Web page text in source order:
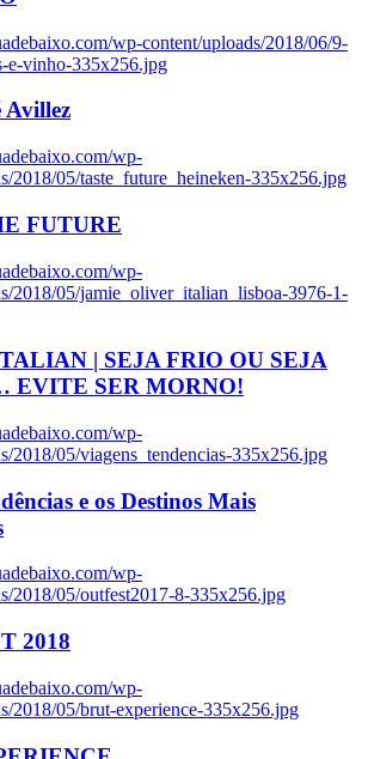
wp-content/uploads/2018/06/9-
e-vinho-335x256.jpg
Avillez
wp-
2018/05/taste_future_heineken-335x256.jpg
FUTURE
wp-
2018/05/jamie_oliver_italian_lisboa-3976-1-
| SEJA FRIO OU SEJA
EVITE SER MORNO!
wp-
2018/05/viagens_tendencias-335x256.jpg
e os Destinos Mais
wp-
2018/05/outfest2017-8-335x256.jpg
2018
wp-
2018/05/brut-experience-335x256.jpg